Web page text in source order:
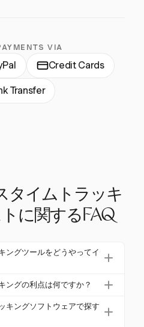
VIA
Credit Cards
Transfer
タイムトラッキ
に関するFAQ
ングツールをどうやってイ
キングツールをインス
トウェアの要件を評価し
開を簡素化します。イン
ングの利点は何ですか？
キングは、完全なデータ
ーの向上、機能のカスタ
キングソフトウェアで探す